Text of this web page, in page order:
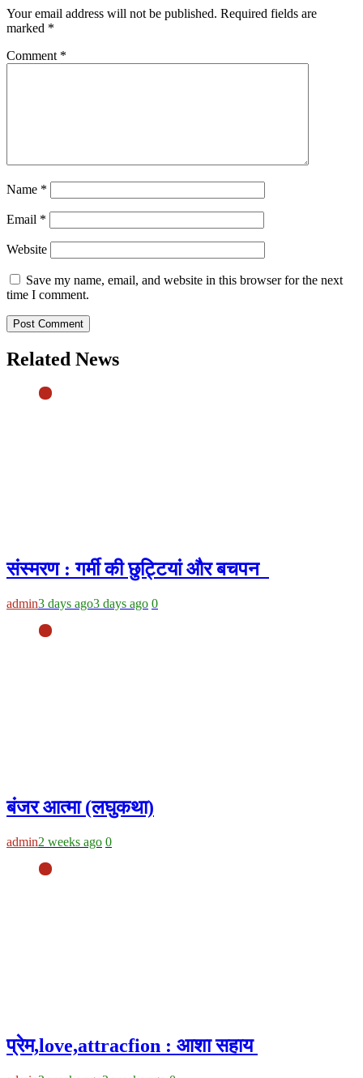
Your email address will not be published. Required fields are
marked *
Comment *
Name *
Email *
Website
Save my name, email, and website in this browser for the next
time I comment.
Related News
संस्मरण : गर्मी की छुट्टियां और बचपन
admin3 days ago3 days ago 0
बंजर आत्मा (लघुकथा)
admin2 weeks ago 0
प्रेम,love,attracfion : आशा सहाय